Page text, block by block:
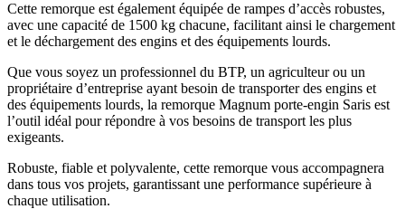
Cette remorque est également équipée de rampes d’accès robustes,
avec une capacité de 1500 kg chacune, facilitant ainsi le chargement
et le déchargement des engins et des équipements lourds.
Que vous soyez un professionnel du BTP, un agriculteur ou un
propriétaire d’entreprise ayant besoin de transporter des engins et
des équipements lourds, la remorque Magnum porte-engin Saris est
l’outil idéal pour répondre à vos besoins de transport les plus
exigeants.
Robuste, fiable et polyvalente, cette remorque vous accompagnera
dans tous vos projets, garantissant une performance supérieure à
chaque utilisation.